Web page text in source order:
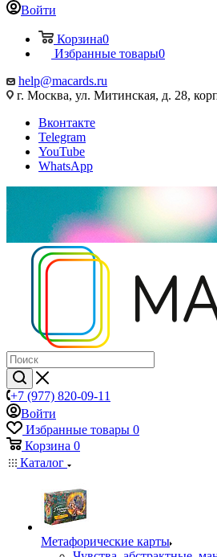
Войти
Корзина0
Избранные товары0
help@macards.ru
г. Москва, ул. Митинская, д. 28,
Вконтакте
Telegram
YouTube
WhatsApp
+7 (977) 820-09-11
Войти
Избранные товары 0
Корзина 0
Каталог
Mетафорические карты